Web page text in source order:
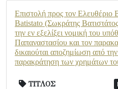
Επιστολή προς τον Ελευθέριο
Batistato (Σωκράτης
την εν εξελίξει νομική του
Παπαναστασίου και τον
δικαιούται αποζημίωση από
παρακράτηση των χρημάτων
ΤΙΤΛΟΣ